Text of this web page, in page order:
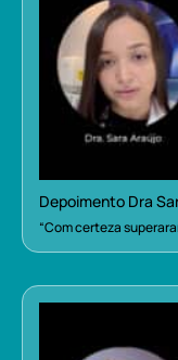
Depoimento Dra
“Com certeza